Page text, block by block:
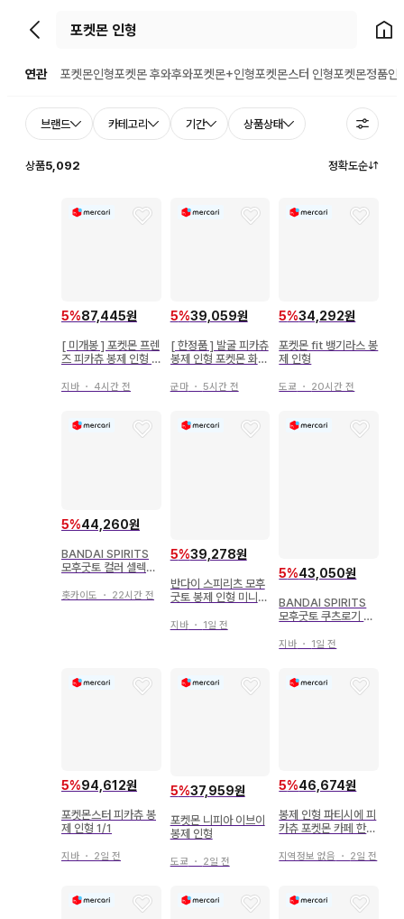
뒤로가기 홈으
연관 포켓몬인형포켓몬 후와후와포켓몬+인형포켓몬스터 인형포켓몬정품인
브랜드 카테고리 기간 상품상태
상품5,092 정확도순
5%87,445원
[ 미개봉 ] 포켓몬 프렌
즈 피카츄 봉제 인형 B
지바 ・ 4시간 전
5%39,059원
[ 한정품 ] 발굴 피카츄
봉제 인형 포켓몬 화석
군마・ 5시간 전
5%34,292원
포켓몬 fit 뱅기라스 봉
제 인형
도쿄 ・ 20시간 전
5%44,260원
BANDAI SPIRITS
모후굿토 컬러 셀렉션
l.1 포켓몬스터 지라치
홋카이도 ・ 22시간 전
5%39,278원
반다이 스피리츠 모후
굿토 봉제 인형 미니
미니 용
지바・ 1일 전
5%43,050원
BANDAI SPIRITS
모후굿토 쿠츠로기 타
뜨아거(호게타) 포켓몬
지바 ・ 1일 전
5%94,612원
포켓몬스터 피카츄 봉
제 인형 1/1
지바 ・ 2일 전
5%37,959원
포켓몬 니피아 이브이
봉제 인형
도쿄 ・ 2일 전
5%46,674원
봉제 인형 파티시에 피
카츄 포켓몬 카페 한정
지역정보 없음 ・ 2일 전